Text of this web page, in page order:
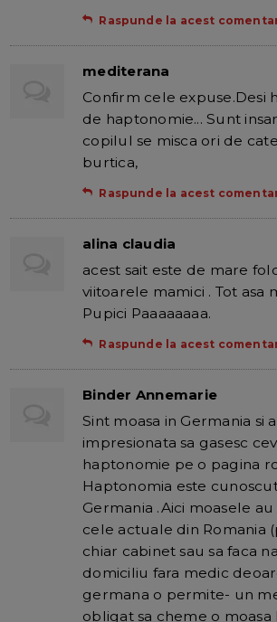
Raspunde la acest
mediterana
Confirm cele expuse.Desi
de haptonomie... Sunt
copilul se misca ori de
burtica,
Raspunde la acest
alina claudia
acest sait este de mare
viitoarele mamici . Tot asa
Pupici Paaaaaaaa.
Raspunde la acest
Binder Annemarie
Sint moasa in Germania si
impresionata sa gasesc
haptonomie pe o pagina
Haptonomia este
Germania .Aici moasele
cele actuale din Romania
chiar cabinet sau sa faca
domiciliu fara medic
germana o permite- un
obligat sa cheme o